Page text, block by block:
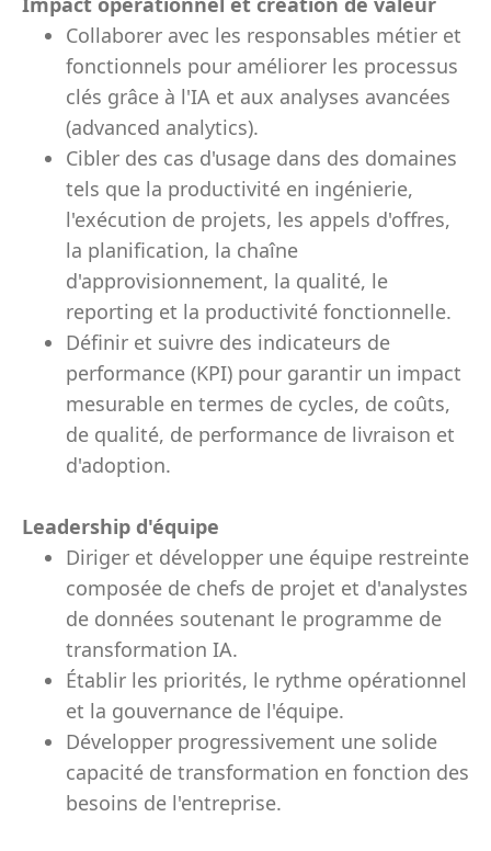
Collaborer avec les responsables métier et
fonctionnels pour améliorer les processus
clés grâce à l'IA et aux analyses avancées
(advanced analytics).
Cibler des cas d'usage dans des domaines
tels que la productivité en ingénierie,
l'exécution de projets, les appels d'offres,
la planification, la chaîne
d'approvisionnement, la qualité, le
reporting et la productivité fonctionnelle.
Définir et suivre des indicateurs de
performance (KPI) pour garantir un impact
mesurable en termes de cycles, de coûts,
de qualité, de performance de livraison et
d'adoption.
Leadership d'équipe
Diriger et développer une équipe restreinte
composée de chefs de projet et d'analystes
de données soutenant le programme de
transformation IA.
Établir les priorités, le rythme opérationnel
et la gouvernance de l'équipe.
Développer progressivement une solide
capacité de transformation en fonction des
besoins de l'entreprise.